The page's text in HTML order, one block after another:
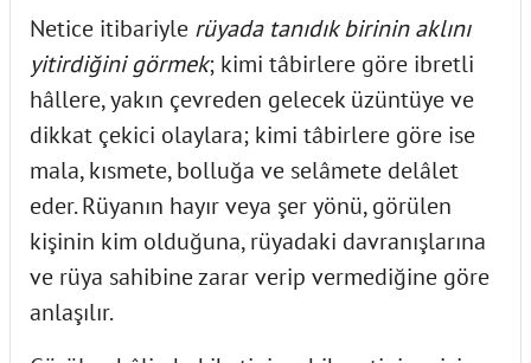
Netice itibariyle rüyada tanıdık birinin aklını
yitirdiğini görmek; kimi tâbirlere göre ibretli
hâllere, yakın çevreden gelecek üzüntüye ve
dikkat çekici olaylara; kimi tâbirlere göre ise
mala, kısmete, bolluğa ve selâmete delâlet
eder. Rüyanın hayır veya şer yönü, görülen
kişinin kim olduğuna, rüyadaki davranışlarına
ve rüya sahibine zarar verip vermediğine göre
anlaşılır.